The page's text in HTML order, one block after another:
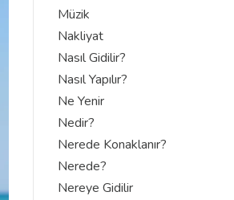
Müzik
Nakliyat
Nasıl Gidilir?
Nasıl Yapılır?
Ne Yenir
Nedir?
Nerede Konaklanır?
Nerede?
Nereye Gidilir